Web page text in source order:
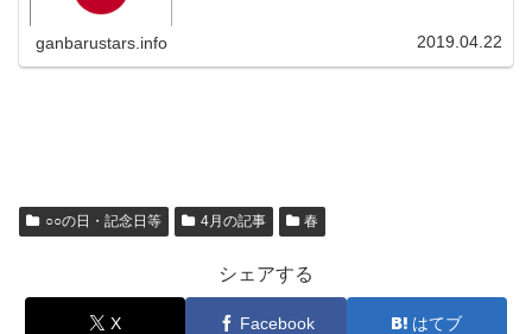
ganbarustars.info 2019.04.22
○○の日・記念日等 4月の記事 春
シェアする
X Facebook はてブ